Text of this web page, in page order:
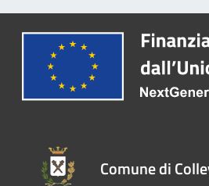
Comune di